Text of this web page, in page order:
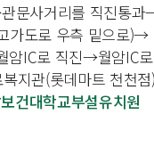
문사거리를 직진통
가도로 우측 밑으로)→
암IC로 직진→월암IC로
지관(롯데마트 천천
건대학교부설유치원